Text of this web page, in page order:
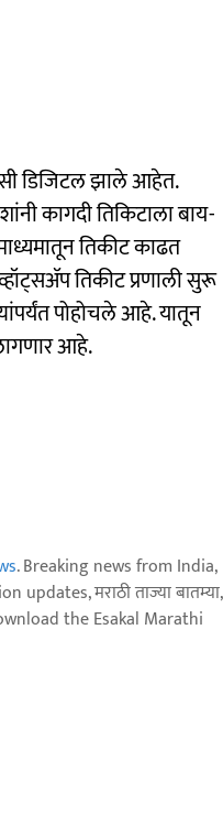
डिजिटल झाले आहेत.
कागदी तिकिटाला बाय-
तिकीट काढत
तिकीट प्रणाली सुरू
पोहोचले आहे. यातून
आहे.
. Breaking news from India,
मराठी ताज्या बातम्या,
the Esakal Marathi